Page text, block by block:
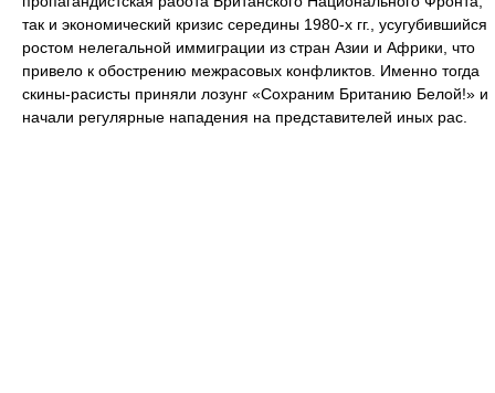
так и экономический кризис середины 1980-х гг., усугубившийся
ростом нелегальной иммиграции из стран Азии и Африки, что
привело к обострению межрасовых конфликтов. Именно тогда
скины-расисты приняли лозунг «Сохраним Британию Белой!» и
начали регулярные нападения на представителей иных рас.